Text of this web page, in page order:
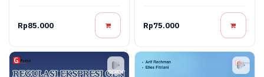
Rp85.000 Rp75.000